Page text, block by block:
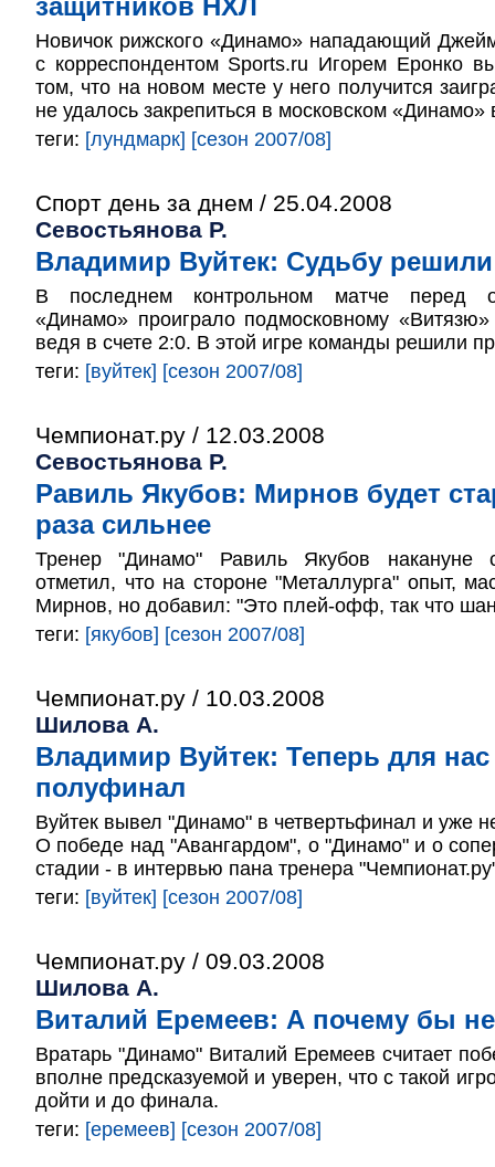
защитников НХЛ
Новичок рижского «Динамо» нападающий
с корреспондентом Sports.ru Игорем Еронко
том, что на новом месте у него получится
не удалось закрепиться в московском «Динамо»
теги: [лундмарк] [сезон 2007/08]
Спорт день за днем / 25.04.2008
Севостьянова Р.
Владимир Вуйтек: Судьбу
В последнем контрольном матче перед
«Динамо» проиграло подмосковному
ведя в счете 2:0. В этой игре команды решили
теги: [вуйтек] [сезон 2007/08]
Чемпионат.ру / 12.03.2008
Севостьянова Р.
Равиль Якубов: Мирнов будет
раза сильнее
Тренер "Динамо" Равиль Якубов накануне
отметил, что на стороне "Металлурга" опыт,
Мирнов, но добавил: "Это плей-офф, так что
теги: [якубов] [сезон 2007/08]
Чемпионат.ру / 10.03.2008
Шилова А.
Владимир Вуйтек: Теперь для
полуфинал
Вуйтек вывел "Динамо" в четвертьфинал и уже
О победе над "Авангардом", о "Динамо" и о
стадии - в интервью пана тренера
теги: [вуйтек] [сезон 2007/08]
Чемпионат.ру / 09.03.2008
Шилова А.
Виталий Еремеев: А почему бы
Вратарь "Динамо" Виталий Еремеев считает
вполне предсказуемой и уверен, что с такой
дойти и до финала.
теги: [еремеев] [сезон 2007/08]